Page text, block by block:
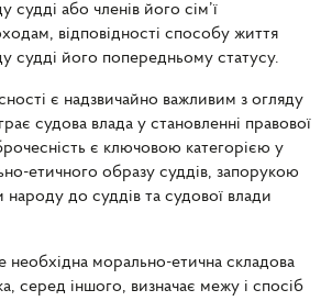
судді або членів його сім’ї
відповідності способу життя
судді його попередньому статусу.
є надзвичайно важливим з огляду
судова влада у становленні правової
є ключовою категорією у
етичного образу суддів, запорукою
до суддів та судової влади
необхідна морально-етична складова
серед іншого, визначає межу і спосіб